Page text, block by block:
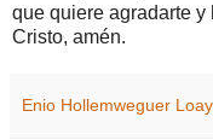
que quiere agradarte y
Cristo, amén.
Enio Hollemweguer